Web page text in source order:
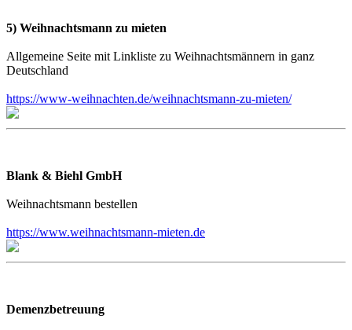
5) Weihnachtsmann zu mieten
Allgemeine Seite mit Linkliste zu Weihnachtsmännern in ganz
Deutschland
https://www-weihnachten.de/weihnachtsmann-zu-mieten/
Blank & Biehl GmbH
Weihnachtsmann bestellen
https://www.weihnachtsmann-mieten.de
Demenzbetreuung